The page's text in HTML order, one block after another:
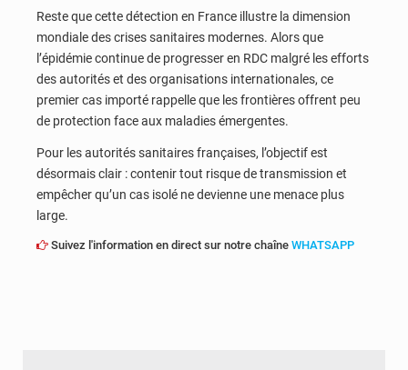
Reste que cette détection en France illustre la dimension
mondiale des crises sanitaires modernes. Alors que
l’épidémie continue de progresser en RDC malgré les efforts
des autorités et des organisations internationales, ce
premier cas importé rappelle que les frontières offrent peu
de protection face aux maladies émergentes.
Pour les autorités sanitaires françaises, l’objectif est
désormais clair : contenir tout risque de transmission et
empêcher qu’un cas isolé ne devienne une menace plus
large.
Suivez l'information en direct sur notre chaîne WHATSAPP